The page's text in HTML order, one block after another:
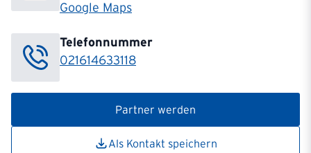
Google Maps
Telefonnummer
021614633118
Partner werden
Als Kontakt speichern